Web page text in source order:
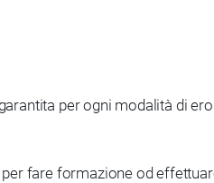
per ogni modalità di
fare formazione od